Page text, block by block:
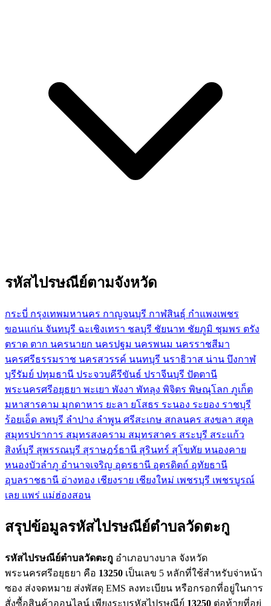
รหัสไปรษณีย์ตามจังหวัด
กระบี่ กรุงเทพมหานคร กาญจนบุรี กาฬสินธุ์ กำแพงเพชร
ขอนแก่น จันทบุรี ฉะเชิงเทรา ชลบุรี ชัยนาท ชัยภูมิ ชุมพร ตรัง
ตราด ตาก นครนายก นครปฐม นครพนม นครราชสีมา
นครศรีธรรมราช นครสวรรค์ นนทบุรี นราธิวาส น่าน บึงกาฬ
บุรีรัมย์ ปทุมธานี ประจวบคีรีขันธ์ ปราจีนบุรี ปัตตานี
พระนครศรีอยุธยา พะเยา พังงา พัทลุง พิจิตร พิษณุโลก ภูเก็ต
มหาสารคาม มุกดาหาร ยะลา ยโสธร ระนอง ระยอง ราชบุรี
ร้อยเอ็ด ลพบุรี ลำปาง ลำพูน ศรีสะเกษ สกลนคร สงขลา สตูล
สมุทรปราการ สมุทรสงคราม สมุทรสาคร สระบุรี สระแก้ว
สิงห์บุรี สุพรรณบุรี สุราษฎร์ธานี สุรินทร์ สุโขทัย หนองคาย
หนองบัวลำภู อำนาจเจริญ อุดรธานี อุตรดิตถ์ อุทัยธานี
อุบลราชธานี อ่างทอง เชียงราย เชียงใหม่ เพชรบุรี เพชรบูรณ์
เลย แพร่ แม่ฮ่องสอน
สรุปข้อมูลรหัสไปรษณีย์ตำบลวัดตะกู
รหัสไปรษณีย์ตำบลวัดตะกู อำเภอบางบาล จังหวัด
พระนครศรีอยุธยา คือ 13250 เป็นเลข 5 หลักที่ใช้สำหรับจ่าหน้า
ซอง ส่งจดหมาย ส่งพัสดุ EMS ลงทะเบียน หรือกรอกที่อยู่ในการ
สั่งซื้อสินค้าออนไลน์ เพียงระบุรหัสไปรษณีย์ 13250 ต่อท้ายที่อยู่